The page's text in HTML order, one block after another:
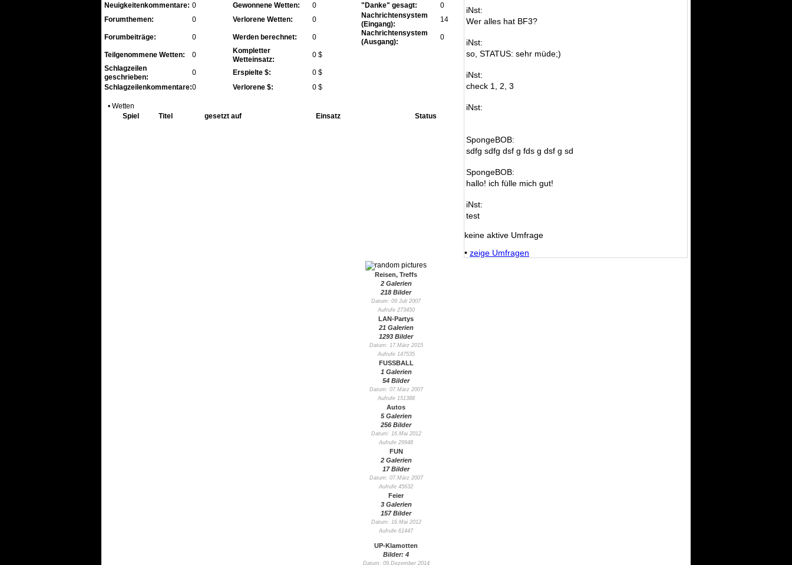
Neuigkeitenkommentare: 0 Gewonnene Wetten: 0 "Danke" gesagt:
0
Forumthemen:
0 Verlorene Wetten: 0
Nachrichtensystem
(Eingang):
14
Forumbeiträge: 0 Werden berechnet: 0
Nachrichtensystem
(Ausgang):
0
Teilgenommene Wetten: 0
Kompletter
Wetteinsatz:
0 $
Schlagzeilen
geschrieben:
0 Erspielte $:
0 $
Schlagzeilenkommentare:0 Verlorene $: 0 $
• Wetten
Spiel
Titel gesetzt auf Einsatz Status
iNst:
Wer alles hat BF3?
iNst:
so, STATUS: sehr müde;)
iNst:
check 1, 2, 3
iNst:
SpongeBOB:
sdfg sdfg dsf g fds g dsf g sd
SpongeBOB:
hallo! ich fülle mich gut!
iNst:
test
keine aktive Umfrage
• zeige Umfragen
Reisen, Treffs
2 Galerien
218 Bilder
Datum: 09.Juli 2007
Aufrufe 273450
LAN-Partys
21 Galerien
1293 Bilder
Datum: 17.März 2015
Aufrufe 147535
FUSSBALL
1 Galerien
54 Bilder
Datum: 07.März 2007
Aufrufe 151388
Autos
5 Galerien
256 Bilder
Datum: 16.Mai 2012
Aufrufe 29948
FUN
2 Galerien
17 Bilder
Datum: 07.März 2007
Aufrufe 45632
Feier
3 Galerien
157 Bilder
Datum: 16.Mai 2012
Aufrufe 61447
UP-Klamotten
Bilder: 4
Datum: 09.Dezember 2014